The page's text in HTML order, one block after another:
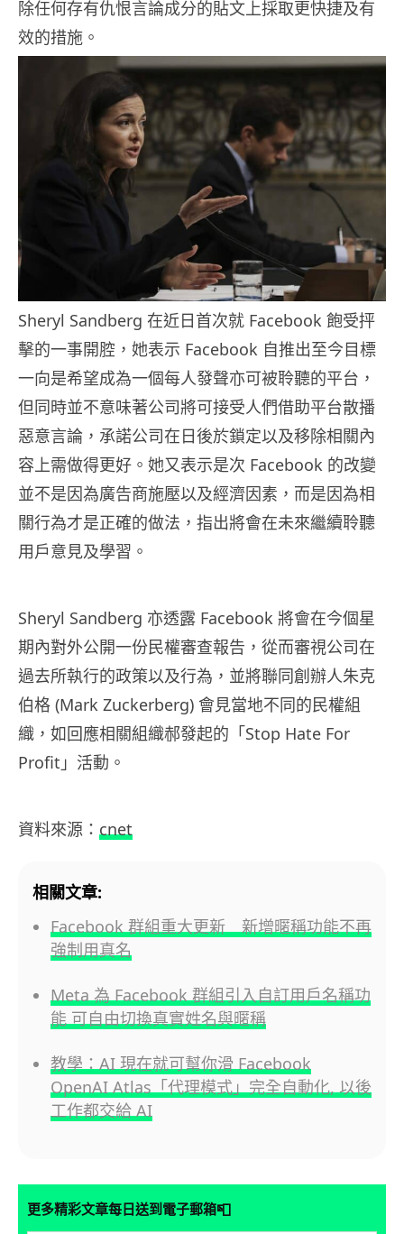
除任何存有仇恨言論成分的貼文上採取更快捷及有
效的措施。
Sheryl Sandberg 在近日首次就 Facebook 飽受抨
擊的一事開腔，她表示 Facebook 自推出至今目標
一向是希望成為一個每人發聲亦可被聆聽的平台，
但同時並不意味著公司將可接受人們借助平台散播
惡意言論，承諾公司在日後於鎖定以及移除相關內
容上需做得更好。她又表示是次 Facebook 的改變
並不是因為廣告商施壓以及經濟因素，而是因為相
關行為才是正確的做法，指出將會在未來繼續聆聽
用戶意見及學習。
Sheryl Sandberg 亦透露 Facebook 將會在今個星
期內對外公開一份民權審查報告，從而審視公司在
過去所執行的政策以及行為，並將聯同創辦人朱克
伯格 (Mark Zuckerberg) 會見當地不同的民權組
織，如回應相關組織郝發起的「Stop Hate For
Profit」活動。
資料來源： cnet
相關文章:
Facebook 群組重大更新 新增暱稱功能不再
強制用真名
Meta 為 Facebook 群組引入自訂用戶名稱功
能 可自由切換真實姓名與暱稱
教學：AI 現在就可幫你滑 Facebook
OpenAI Atlas「代理模式」完全自動化, 以後
工作都交給 AI
更多精彩文章每日送到電子郵箱📮